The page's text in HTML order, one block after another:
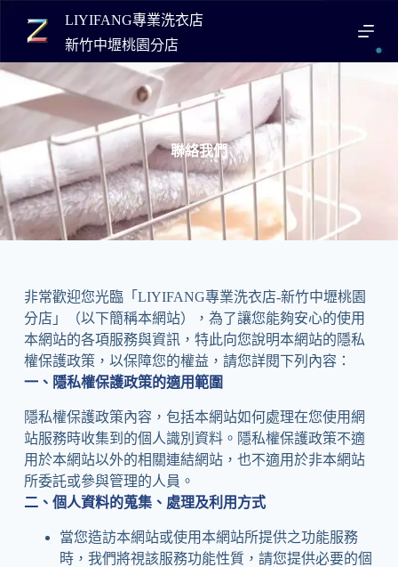
跳
至
主
要
內
LIYIFANG專業洗衣店
新竹中壢桃園分店
聯絡我們
非常歡迎您光臨「LIYIFANG專業洗衣店-新竹中壢桃園
分店」（以下簡稱本網站），為了讓您能夠安心的使用
本網站的各項服務與資訊，特此向您說明本網站的隱私
權保護政策，以保障您的權益，請您詳閱下列內容：
一、隱私權保護政策的適用範圍
隱私權保護政策內容，包括本網站如何處理在您使用網
站服務時收集到的個人識別資料。隱私權保護政策不適
用於本網站以外的相關連結網站，也不適用於非本網站
所委託或參與管理的人員。
二、個人資料的蒐集、處理及利用方式
當您造訪本網站或使用本網站所提供之功能服務
時，我們將視該服務功能性質，請您提供必要的個